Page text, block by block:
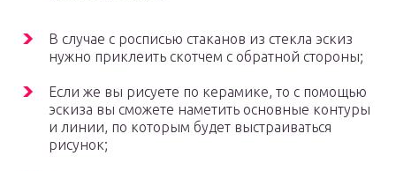
В случае с росписью стаканов из стекла эскиз
нужно приклеить скотчем с обратной стороны;
Если же вы рисуете по керамике, то с помощью
эскиза вы сможете наметить основные контуры
и линии, по которым будет выстраиваться
рисунок;